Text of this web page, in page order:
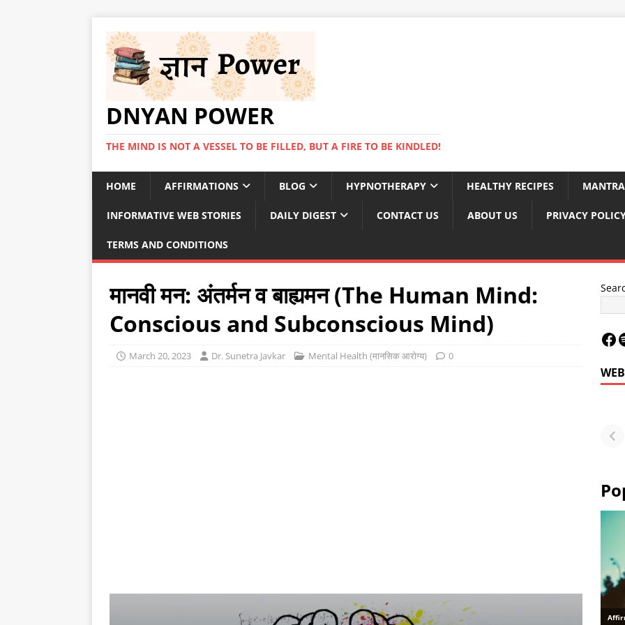
DNYAN POWER
THE MIND IS NOT A VESSEL TO BE FILLED, BUT A FIRE TO BE KINDLED!
HOME AFFIRMATIONS BLOG HYPNOTHERAPY HEALTHY RECIPES
INFORMATIVE WEB STORIES DAILY DIGEST CONTACT US ABOUT US PRIVACY
TERMS AND CONDITIONS
मानवी मन: अंतर्मन व बाह्यमन (The Human Mind:
Conscious and Subconscious Mind)
March 20, 2023 Dr. Sunetra Javkar Mental Health (मानसिक आरोग्य) 0